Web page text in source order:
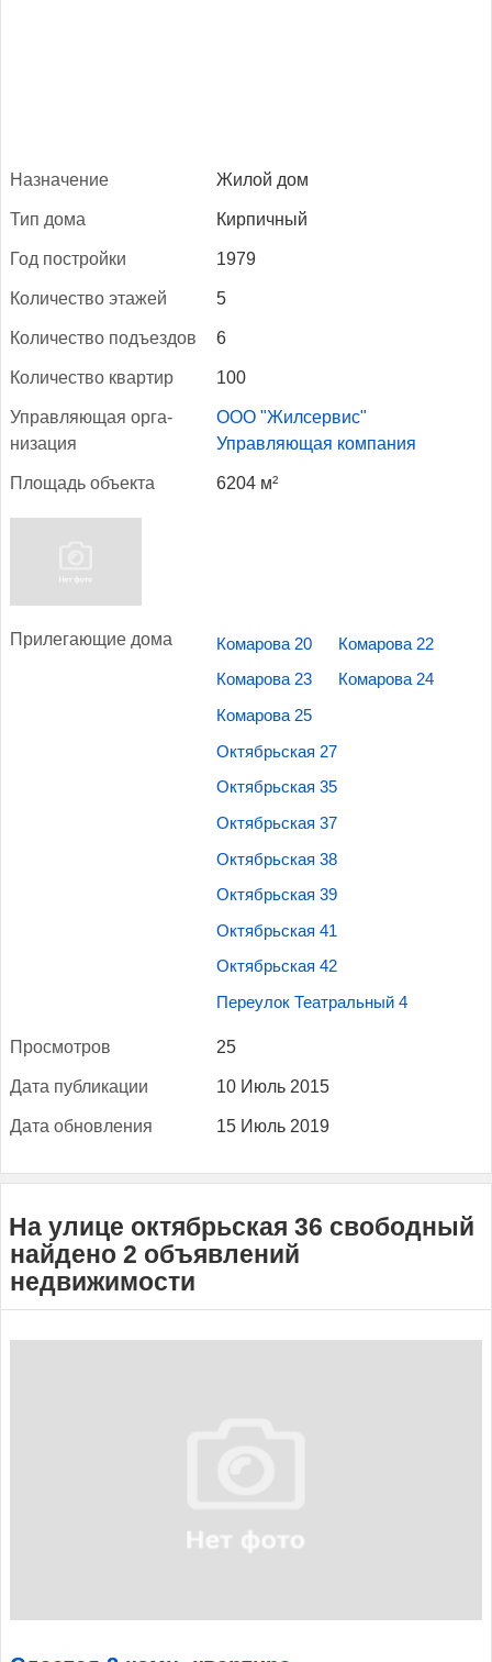
Наз­на­чение Жилой дом
Тип до­ма Кирпичный
Год пос­трой­ки 1979
Ко­личес­тво эта­жей 5
Ко­личес­тво подъ­ез­дов 6
Ко­личес­тво квар­тир 100
Уп­равля­ющая ор­га­
низа­ция
ООО "Жилсервис"
Управляющая компания
Пло­щадь объ­ек­та 6204 м²
При­лега­ющие до­ма Комарова 20 Комарова 22
Комарова 23 Комарова 24
Комарова 25
Октябрьская 27
Октябрьская 35
Октябрьская 37
Октябрьская 38
Октябрьская 39
Октябрьская 41
Октябрьская 42
Переулок Театральный 4
Прос­мотров 25
Да­та пуб­ли­кации 10 Июль 2015
Да­та об­новле­ния 15 Июль 2019
На улице октябрьская 36 свободный
найдено 2 объявлений
недвижимости